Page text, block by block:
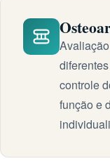
controle
função e